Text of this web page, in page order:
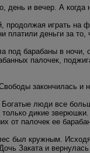
день и вечер. А
играть на
платили деньги за
под барабаны в
палочек,
закончилась и
люди все
дикие
от палочек ее
был кружным.
Заката и